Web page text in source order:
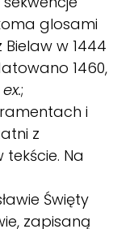
glosami
w 1444
1460,
ex.;
i
z
Na
Święty
zapisaną